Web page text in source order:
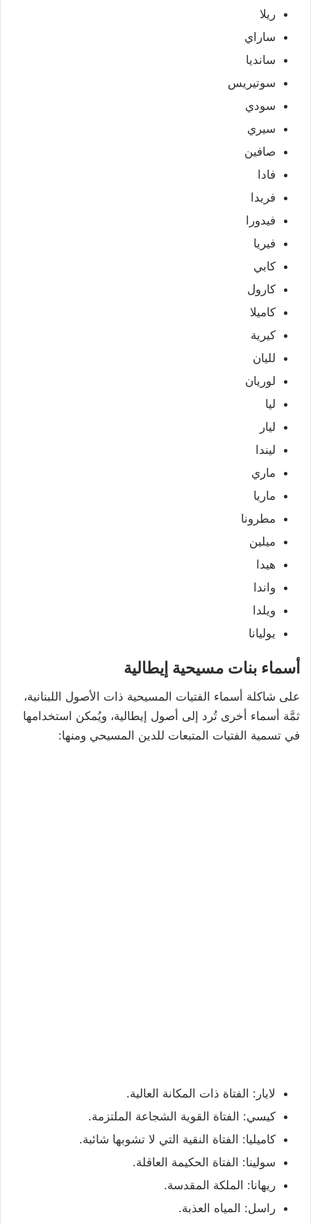
ريلا
ساراي
سانديا
سوتيريس
سودي
سيري
صافين
فادا
فريدا
فيدورا
فيريا
كابي
كارول
كاميلا
كيرية
لليان
لوريان
ليا
ليار
ليندا
ماري
ماريا
مطرونا
ميلين
هيدا
واندا
ويلدا
يوليانا
أسماء بنات مسيحية إيطالية
على شاكلة أسماء الفتيات المسيحية ذات الأصول اللبنانية،
ثمَّة أسماء أخرى تُرد إلى أصول إيطالية، ويُمكن استخدامها
في تسمية الفتيات المتبعات للدين المسيحي ومنها:
لايار: الفتاة ذات المكانة العالية.
كيسي: الفتاة القوية الشجاعة الملتزمة.
كاميليا: الفتاة النقية التي لا تشوبها شائبة.
سولينا: الفتاة الحكيمة العاقلة.
ريهانا: الملكة المقدسة.
راسل: المياه العذبة.